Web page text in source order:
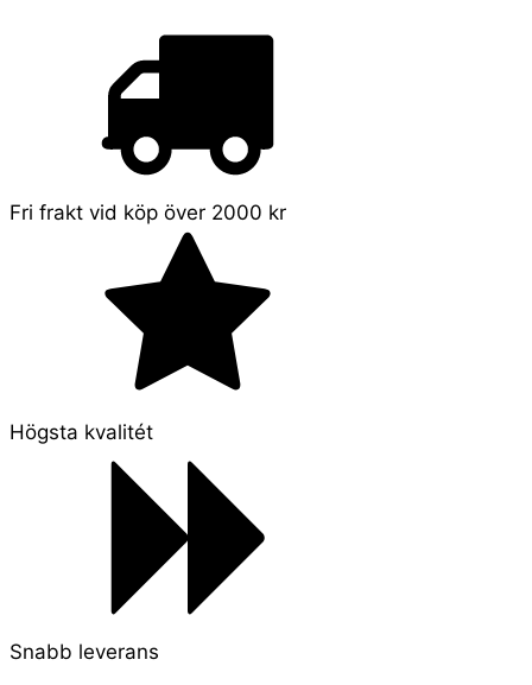
Fri frakt vid köp över 2000 kr
Högsta kvalitét
Snabb leverans